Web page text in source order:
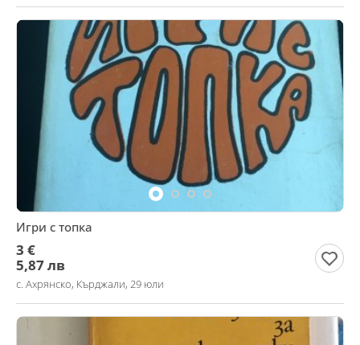
Игри с топка
3 €
5,87 лв
с. Ахрянско, Кърджали, 29 юли